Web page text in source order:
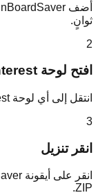
ثوانٍ.
2
افتح لوحة Pinterest
انتقل إلى أي لوحة Pinterest تريد تنزيلها.
3
انقر تنزيل
ZIP.